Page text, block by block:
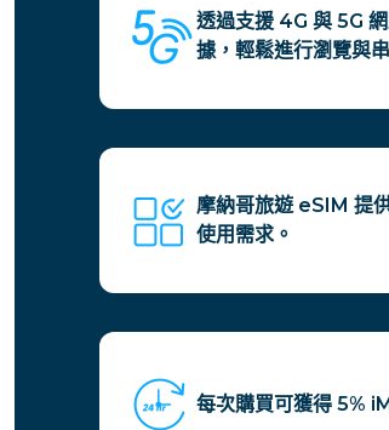
透過支援 4G 與 5G
據，輕鬆進行瀏覽與
摩納哥旅遊 eSIM 提
使用需求。
每次購買可獲得 5%